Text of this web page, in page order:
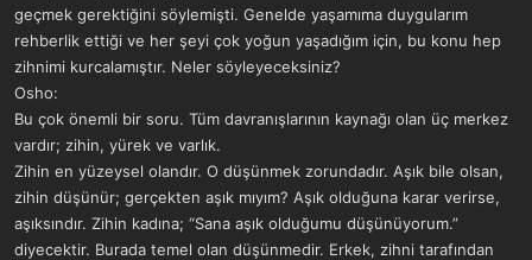
geçmek gerektiğini söylemişti. Genelde yaşamıma duygularım
rehberlik ettiği ve her şeyi çok yoğun yaşadığım için, bu konu hep
zihnimi kurcalamıştır. Neler söyleyeceksiniz?
Osho:
Bu çok önemli bir soru. Tüm davranışlarının kaynağı olan üç merkez
vardır; zihin, yürek ve varlık.
Zihin en yüzeysel olandır. O düşünmek zorundadır. Aşık bile olsan,
zihin düşünür; gerçekten aşık mıyım? Aşık olduğuna karar verirse,
aşıksındır. Zihin kadına; “Sana aşık olduğumu düşünüyorum.”
diyecektir. Burada temel olan düşünmedir. Erkek, zihni tarafından